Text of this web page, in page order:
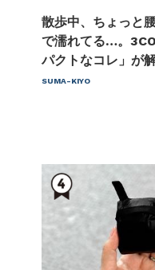
散歩中、ちょっと
で濡れてる…。
パクトなコレ」が
SUMA-KIYO